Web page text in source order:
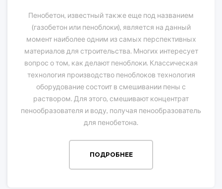
Пенобетон, известный также еще под названием
(газобетон или пеноблоки), является на данный
момент наиболее одним из самых перспективных
материалов для строительства. Многих интересует
вопрос о том, как делают пеноблоки. Классическая
технология производство пеноблоков технология
оборудование состоит в смешивании пены с
раствором. Для этого, смешивают концентрат
пенообразователя и воду, получая пенообразователь
для пенобетона.
ПОДРОБНЕЕ